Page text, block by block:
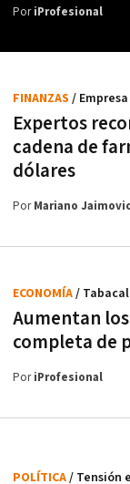
PoriProfesional
Expertos
cadena de
dólares
FINANZAS /
PorMariano
Aumentan
completa de
ECONOMÍA/
PoriProfesional
POLÍTICA/ Tensión